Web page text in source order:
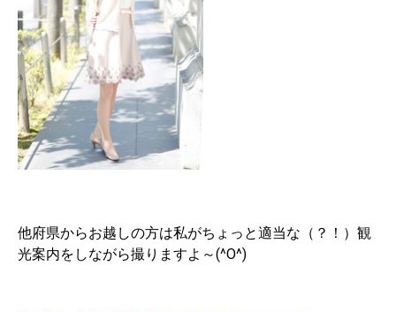
他府県からお越しの方は私がちょっと適当な（？！）観
光案内をしながら撮りますよ～(^O^)